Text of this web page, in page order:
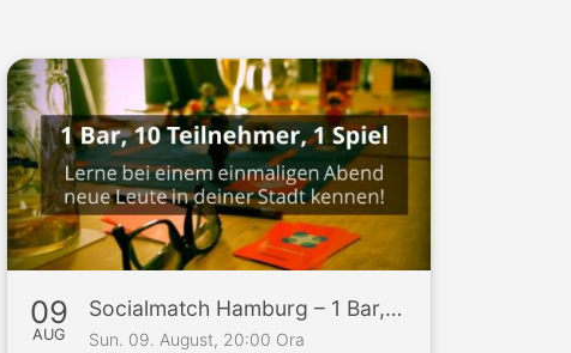
09
AUG
Socialmatch Hamburg – 1 Bar, 10 Teilnehmer, 1 Spiel
Sun. 09. August, 20:00 Ora